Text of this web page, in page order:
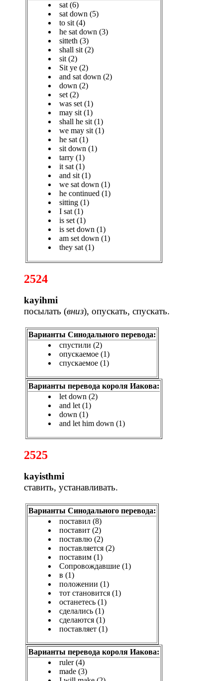
sat (6)
sat down (5)
to sit (4)
he sat down (3)
sitteth (3)
shall sit (2)
sit (2)
Sit ye (2)
and sat down (2)
down (2)
set (2)
was set (1)
may sit (1)
shall he sit (1)
we may sit (1)
he sat (1)
sit down (1)
tarry (1)
it sat (1)
and sit (1)
we sat down (1)
he continued (1)
sitting (1)
I sat (1)
is set (1)
is set down (1)
am set down (1)
they sat (1)
2524
kayihmi
посылать (вниз), опускать, спускать.
Варианты Синодального перевода:
спустили (2)
опускаемое (1)
спускаемое (1)
Варианты перевода короля Иакова:
let down (2)
and let (1)
down (1)
and let him down (1)
2525
kayisthmi
ставить, устанавливать.
Варианты Синодального перевода:
поставил (8)
поставит (2)
поставлю (2)
поставляется (2)
поставим (1)
Сопровождавшие (1)
в (1)
положении (1)
тот становится (1)
останетесь (1)
сделались (1)
сделаются (1)
поставляет (1)
Варианты перевода короля Иакова:
ruler (4)
made (3)